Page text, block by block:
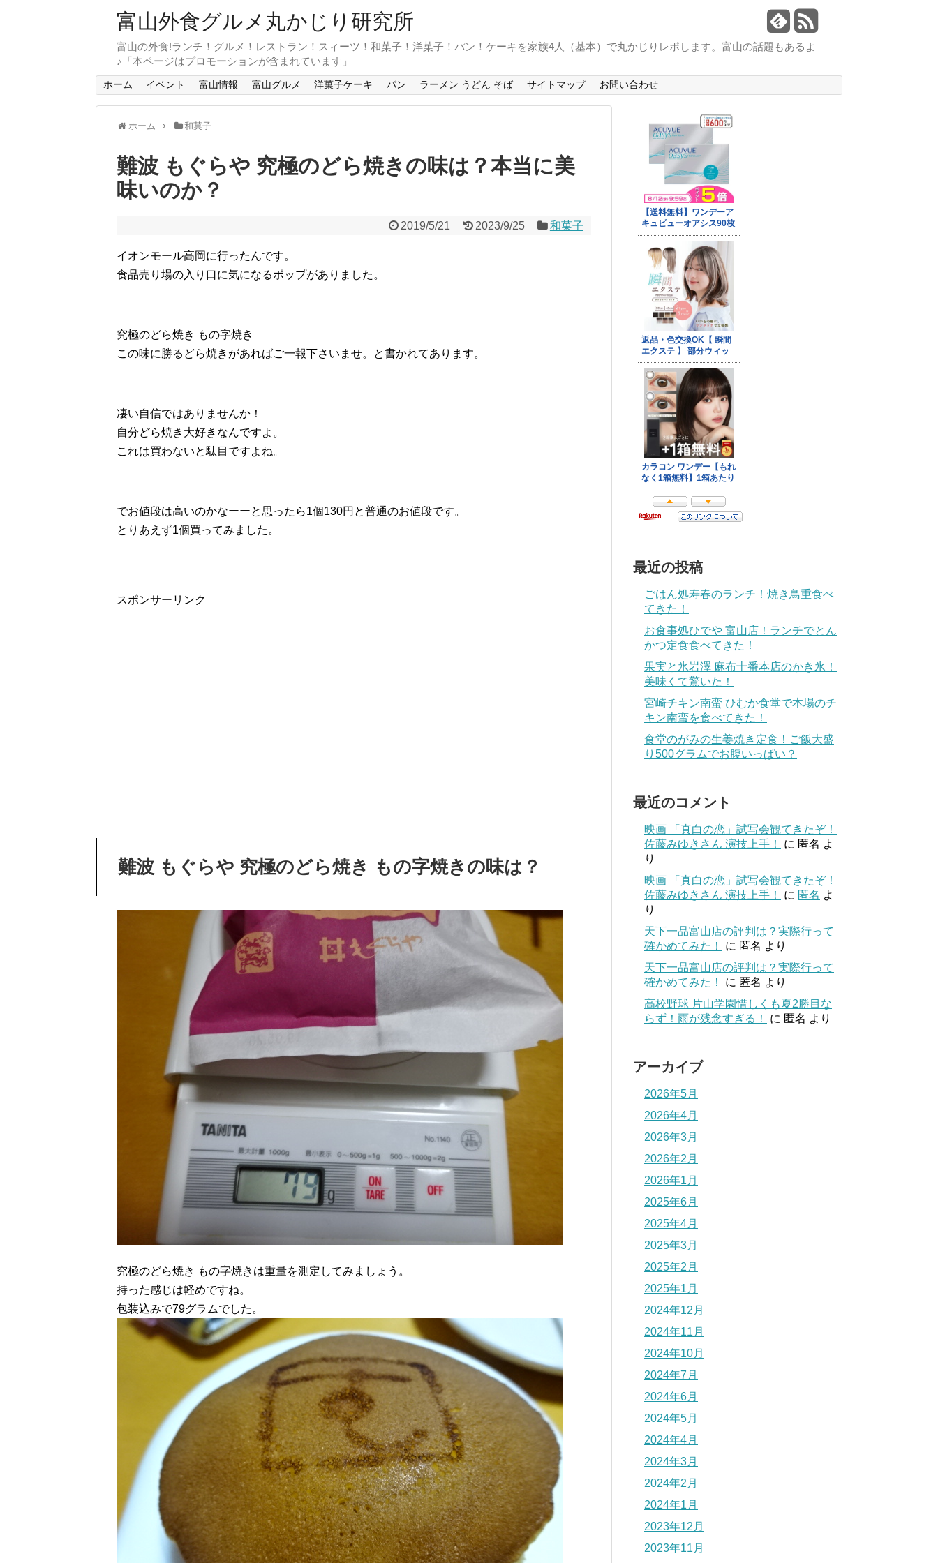
富山外食グルメ丸かじり研究所
富山の外食!ランチ！グルメ！レストラン！スィーツ！和菓子！洋菓子！パン！ケーキを家族4人（基本）で丸かじりレポします。富山の話題もあるよ
♪「本ページはプロモーションが含まれています」
ホーム イベント 富山情報 富山グルメ 洋菓子ケーキ パン ラーメン うどん そば サイトマップ お問い合わせ
ホーム 和菓子
難波 もぐらや 究極のどら焼きの味は？本当に美
味いのか？
2019/5/21 2023/9/25 和菓子
イオンモール高岡に行ったんです。
食品売り場の入り口に気になるポップがありました。
究極のどら焼き もの字焼き
この味に勝るどら焼きがあればご一報下さいませ。と書かれてあります。
凄い自信ではありませんか！
自分どら焼き大好きなんですよ。
これは買わないと駄目ですよね。
でお値段は高いのかなーーと思ったら1個130円と普通のお値段です。
とりあえず1個買ってみました。
スポンサーリンク
難波 もぐらや 究極のどら焼き もの字焼きの味は？
究極のどら焼き もの字焼きは重量を測定してみましょう。
持った感じは軽めですね。
包装込みで79グラムでした。
最近の投稿
ごはん処寿春のランチ！焼き鳥重食べ
てきた！
お食事処ひでや 富山店！ランチでとん
かつ定食食べてきた！
果実と氷岩澤 麻布十番本店のかき氷！
美味くて驚いた！
宮崎チキン南蛮 ひむか食堂で本場のチ
キン南蛮を食べてきた！
食堂のがみの生姜焼き定食！ご飯大盛
り500グラムでお腹いっぱい？
最近のコメント
映画 「真白の恋」試写会観てきたぞ！
佐藤みゆきさん 演技上手！
に 匿名 よ
り
映画 「真白の恋」試写会観てきたぞ！
佐藤みゆきさん 演技上手！
に 匿名 よ
り
天下一品富山店の評判は？実際行って
確かめてみた！
に 匿名 より
天下一品富山店の評判は？実際行って
確かめてみた！
に 匿名 より
高校野球 片山学園惜しくも夏2勝目な
らず！雨が残念すぎる！
に 匿名 より
アーカイブ
2026年5月
2026年4月
2026年3月
2026年2月
2026年1月
2025年6月
2025年4月
2025年3月
2025年2月
2025年1月
2024年12月
2024年11月
2024年10月
2024年7月
2024年6月
2024年5月
2024年4月
2024年3月
2024年2月
2024年1月
2023年12月
2023年11月